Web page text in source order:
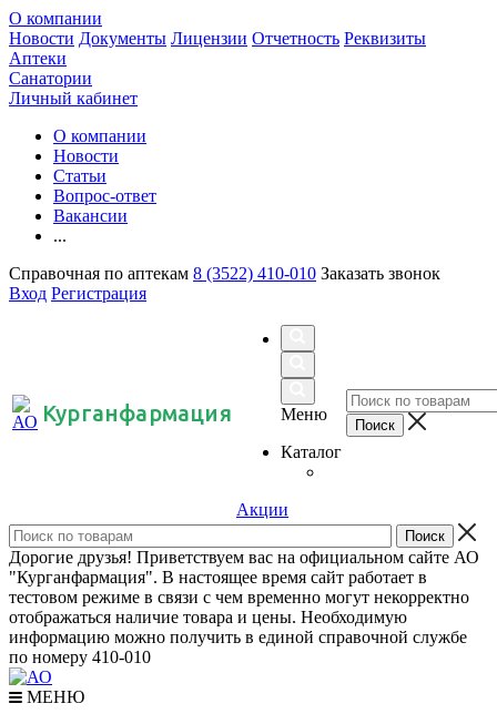
О компании
Новости Документы Лицензии Отчетность Реквизиты
Аптеки
Санатории
Личный кабинет
О компании
Новости
Статьи
Вопрос-ответ
Вакансии
...
Справочная по аптекам 8 (3522) 410-010 Заказать звонок
Вход Регистрация
Курганфармация
Меню
Каталог
Акции
Дорогие друзья! Приветствуем вас на официальном сайте АО
"Курганфармация". В настоящее время сайт работает в
тестовом режиме в связи с чем временно могут некорректно
отображаться наличие товара и цены. Необходимую
информацию можно получить в единой справочной службе
по номеру 410-010
МЕНЮ